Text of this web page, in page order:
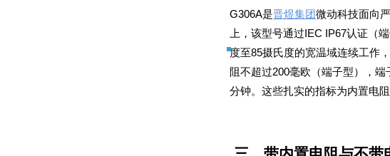
G306A是晋煜集团
分钟。这些扎实的指标为内置电